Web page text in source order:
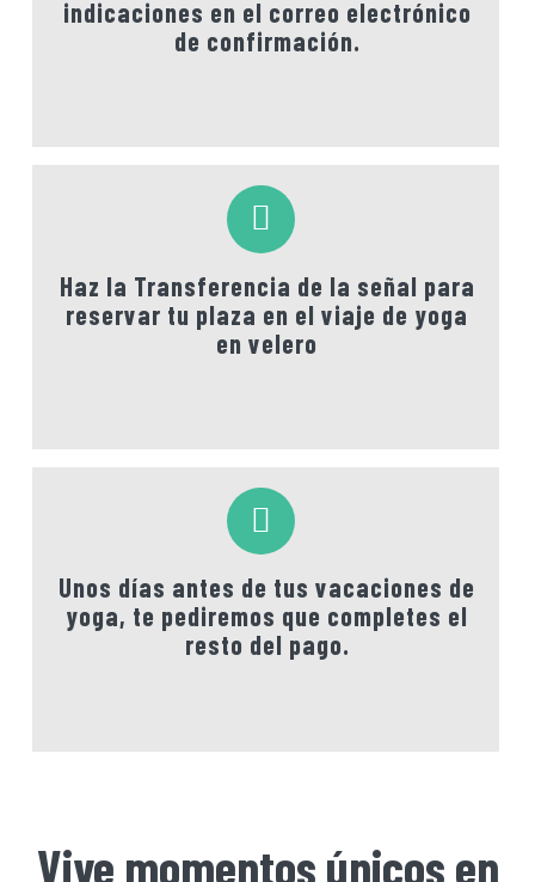
indicaciones en el correo electrónico
de confirmación.
Haz la Transferencia de la señal para
reservar tu plaza en el viaje de yoga
en velero
Unos días antes de tus vacaciones de
yoga, te pediremos que completes el
resto del pago.
Vive momentos únicos en